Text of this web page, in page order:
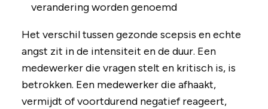
verandering worden genoemd
Het verschil tussen gezonde scepsis en echte
angst zit in de intensiteit en de duur. Een
medewerker die vragen stelt en kritisch is, is
betrokken. Een medewerker die afhaakt,
vermijdt of voortdurend negatief reageert,